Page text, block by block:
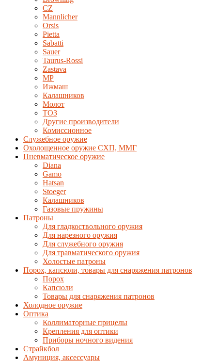
CZ
Mannlicher
Orsis
Pietta
Sabatti
Sauer
Taurus-Rossi
Zastava
MP
Ижмаш
Калашников
Молот
ТОЗ
Другие производители
Комиссионное
Служебное оружие
Охолощенное оружие СХП, ММГ
Пневматическое оружие
Diana
Gamo
Hatsan
Stoeger
Калашников
Газовые пружины
Патроны
Для гладкоствольного оружия
Для нарезного оружия
Для служебного оружия
Для травматического оружия
Холостые патроны
Порох, капсюли, товары для снаряжения патронов
Порох
Капсюли
Товары для снаряжения патронов
Холодное оружие
Оптика
Коллиматорные прицелы
Крепления для оптики
Приборы ночного видения
Страйкбол
Амуниция, аксессуары